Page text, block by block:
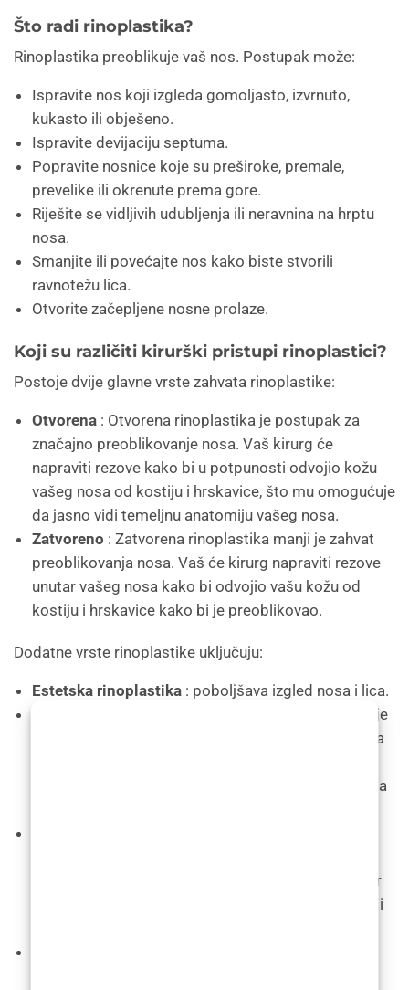
Što radi rinoplastika?
Rinoplastika preoblikuje vaš nos. Postupak može:
Ispravite nos koji izgleda gomoljasto, izvrnuto,
kukasto ili obješeno.
Ispravite devijaciju septuma.
Popravite nosnice koje su preširoke, premale,
prevelike ili okrenute prema gore.
Riješite se vidljivih udubljenja ili neravnina na hrptu
nosa.
Smanjite ili povećajte nos kako biste stvorili
ravnotežu lica.
Otvorite začepljene nosne prolaze.
Koji su različiti kirurški pristupi rinoplastici?
Postoje dvije glavne vrste zahvata rinoplastike:
Otvorena : Otvorena rinoplastika je postupak za
značajno preoblikovanje nosa. Vaš kirurg će
napraviti rezove kako bi u potpunosti odvojio kožu
vašeg nosa od kostiju i hrskavice, što mu omogućuje
da jasno vidi temeljnu anatomiju vašeg nosa.
Zatvoreno : Zatvorena rinoplastika manji je zahvat
preoblikovanja nosa. Vaš će kirurg napraviti rezove
unutar vašeg nosa kako bi odvojio vašu kožu od
kostiju i hrskavice kako bi je preoblikovao.
Dodatne vrste rinoplastike uključuju:
Estetska rinoplastika : poboljšava izgled nosa i lica.
(rinoplastika punila): Ovo je
vrsta kozmetičke rinoplastike koja koristi dermalna
nepravilnosti u nosu. Može podići spušteni vrh nosa
ozljeda. Ova vrsta rekonstruktivne kirurgije također
se može koristiti za ispravljanje urođenih defekata i